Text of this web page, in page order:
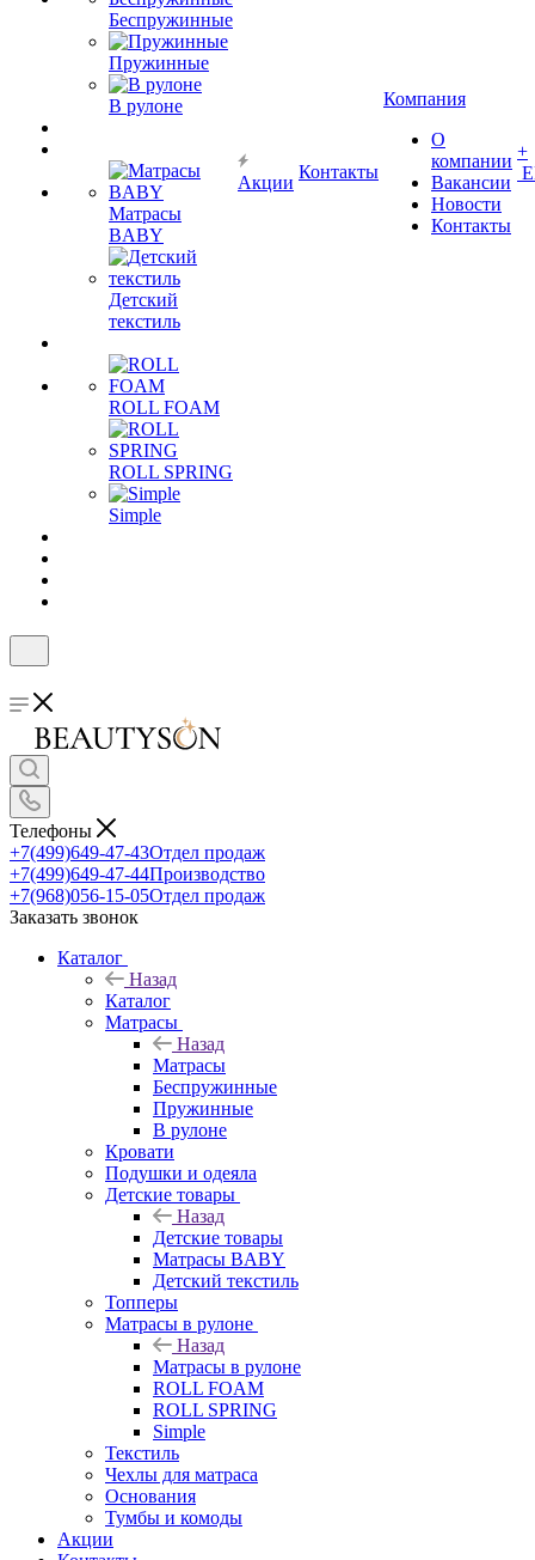
Беспружинные
Пружинные
В рулоне
Матрасы
BABY
Детский
текстиль
ROLL FOAM
ROLL SPRING
Simple
Акции
Контакты
Компания
О
компании
Вакансии
Новости
Контакты
+
Телефоны
+7(499)649-47-43Отдел продаж
+7(499)649-47-44Производство
+7(968)056-15-05Отдел продаж
Заказать звонок
Каталог
Назад
Каталог
Матрасы
Назад
Матрасы
Беспружинные
Пружинные
В рулоне
Кровати
Подушки и одеяла
Детские товары
Назад
Детские товары
Матрасы BABY
Детский текстиль
Топперы
Матрасы в рулоне
Назад
Матрасы в рулоне
ROLL FOAM
ROLL SPRING
Simple
Текстиль
Чехлы для матраса
Основания
Тумбы и комоды
Акции